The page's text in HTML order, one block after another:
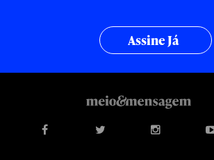
Assine Já